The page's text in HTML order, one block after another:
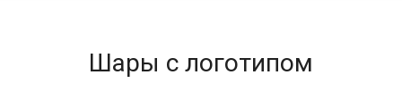
Шары с логотипом